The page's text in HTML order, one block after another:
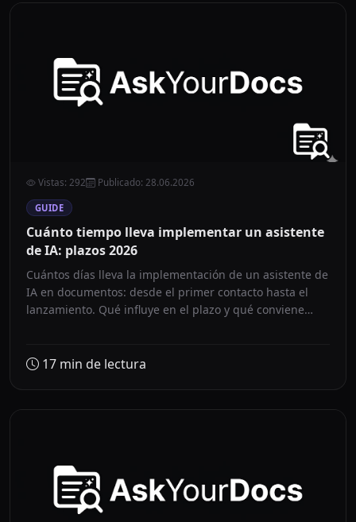
Vistas: 292 Publicado: 28.06.2026
GUIDE
Cuánto tiempo lleva implementar un asistente
de IA: plazos 2026
Cuántos días lleva la implementación de un asistente de
IA en documentos: desde el primer contacto hasta el
lanzamiento. Qué influye en el plazo y qué conviene
17 min de lectura